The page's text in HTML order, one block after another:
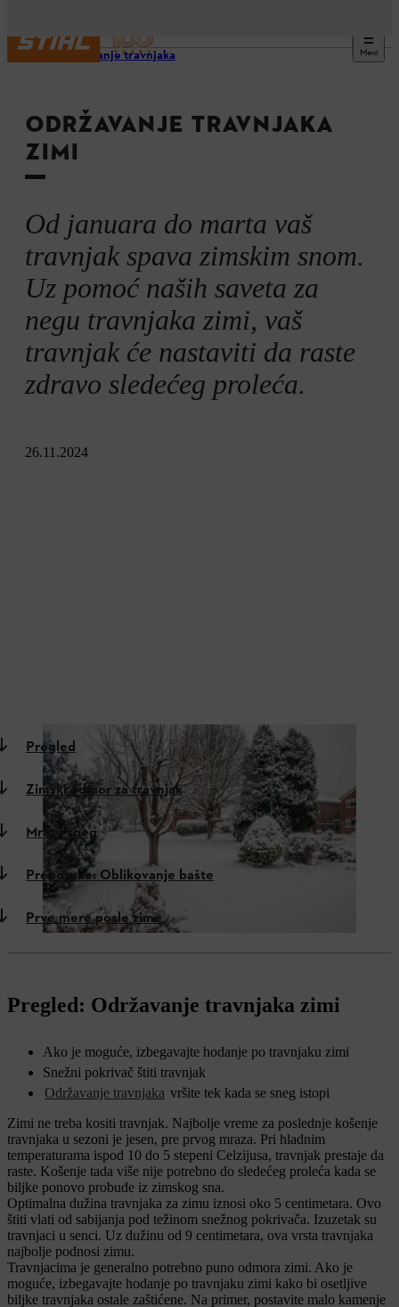
Meni
Održavanje travnjaka
ODRŽAVANJE TRAVNJAKA
ZIMI
Od januara do marta vaš
travnjak spava zimskim snom.
Uz pomoć naših saveta za
negu travnjaka zimi, vaš
travnjak će nastaviti da raste
zdravo sledećeg proleća.
26.11.2024
Pregled
Zimski odmor za travnjak
Mraz i sneg
Preporuke: Oblikovanje bašte
Prve mere posle zime
Pregled: Održavanje travnjaka zimi
Ako je moguće, izbegavajte hodanje po travnjaku zimi
Snežni pokrivač štiti travnjak
Održavanje travnjaka vršite tek kada se sneg istopi
Zimi ne treba kositi travnjak. Najbolje vreme za poslednje košenje
travnjaka u sezoni je jesen, pre prvog mraza. Pri hladnim
temperaturama ispod 10 do 5 stepeni Celzijusa, travnjak prestaje da
raste. Košenje tada više nije potrebno do sledećeg proleća kada se
biljke ponovo probude iz zimskog sna.
Optimalna dužina travnjaka za zimu iznosi oko 5 centimetara. Ovo
štiti vlati od sabijanja pod težinom snežnog pokrivača. Izuzetak su
travnjaci u senci. Uz dužinu od 9 centimetara, ova vrsta travnjaka
najbolje podnosi zimu.
Travnjacima je generalno potrebno puno odmora zimi. Ako je
moguće, izbegavajte hodanje po travnjaku zimi kako bi osetljive
biljke travnjaka ostale zaštićene. Na primer, postavite malo kamenje